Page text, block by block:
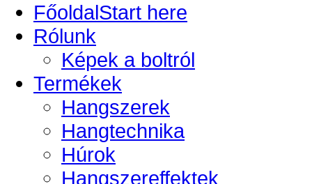
FőoldalStart here
Rólunk
Képek a boltról
Termékek
Hangszerek
Hangtechnika
Húrok
Hangszereffektek